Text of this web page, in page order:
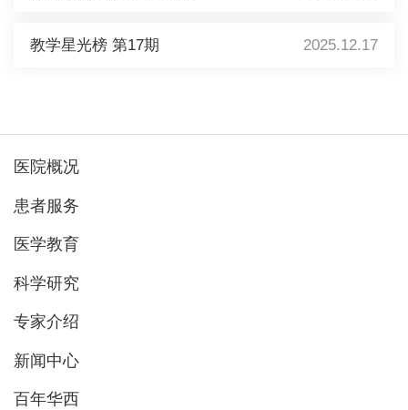
教学星光榜 第17期 2025.12.17
医院概况
患者服务
医学教育
科学研究
专家介绍
新闻中心
百年华西